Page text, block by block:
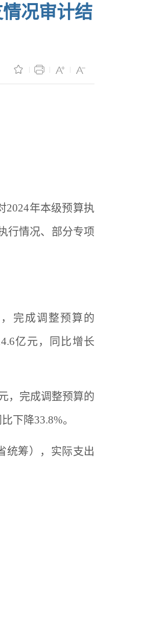
况审计结
2024年本级预算执
行情况、部分专项
完成调整预算的
亿元，同比增长
，完成调整预算的
下降33.8%。
统筹），实际支出